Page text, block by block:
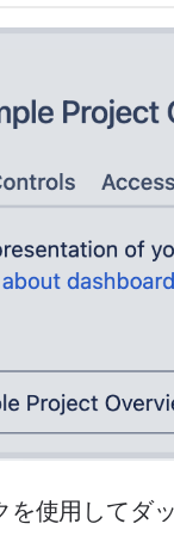
を使用してダ